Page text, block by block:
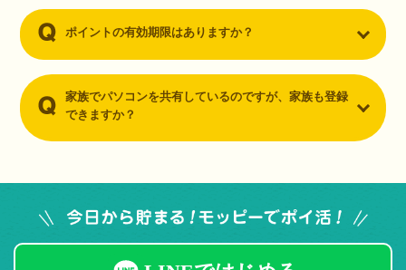
ポイントの有効期限はありますか？
家族でパソコンを共有しているのですが、家族も登録
できますか？